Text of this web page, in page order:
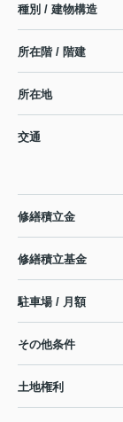
種別 / 建物構造
所在階 / 階建
所在地
交通
修繕積立金
修繕積立基金
駐車場 / 月額
その他条件
土地権利